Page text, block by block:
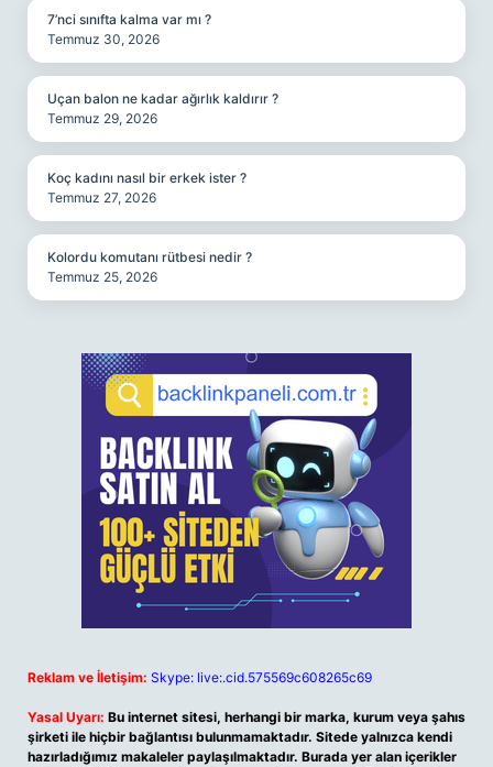
7’nci sınıfta kalma var mı ?
Temmuz 30, 2026
Uçan balon ne kadar ağırlık kaldırır ?
Temmuz 29, 2026
Koç kadını nasıl bir erkek ister ?
Temmuz 27, 2026
Kolordu komutanı rütbesi nedir ?
Temmuz 25, 2026
Reklam ve İletişim: Skype: live:.cid.575569c608265c69
Yasal Uyarı: Bu internet sitesi, herhangi bir marka, kurum veya şahıs
şirketi ile hiçbir bağlantısı bulunmamaktadır. Sitede yalnızca kendi
hazırladığımız makaleler paylaşılmaktadır. Burada yer alan içerikler